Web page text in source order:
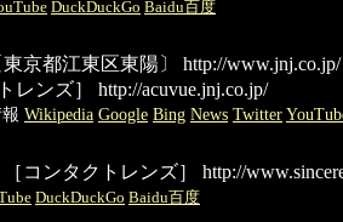
DuckDuckGo Baidu百度
東京都江東区東陽〕
http://www.jnj.co.jp/
レンズ］ http://acuvue.jnj.co.jp/
Wikipedia Google Bing News Twitter
コンタクトレンズ］ http://
DuckDuckGo Baidu百度